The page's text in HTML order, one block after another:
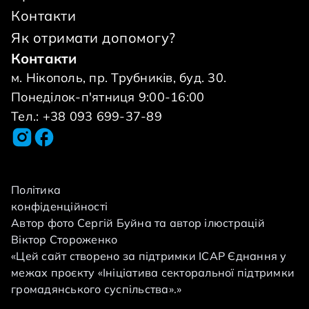
помощников и всех неравнодушных добрых
жизнью. Оказать помощь можно
перечислив средства на счет фонда с
назначением платежа «Благотворительная
помощь на лечение Албаковой Мадины».
Контакти
Як отримати допомогу?
Контакти
м. Нікополь, пр. Трубників, буд. 30.
Понеділок-п'ятниця 9:00-16:00
Тел.: +38 093 699-37-89
Політика
конфіденційності
Автор фото Сергій Буйна та автор ілюстрацій
Віктор Стороженко
«Цей сайт створено за підтримки ІСАР Єднання у
межах проєкту «Ініціатива секторальної підтримки
громадянського суспільства».»